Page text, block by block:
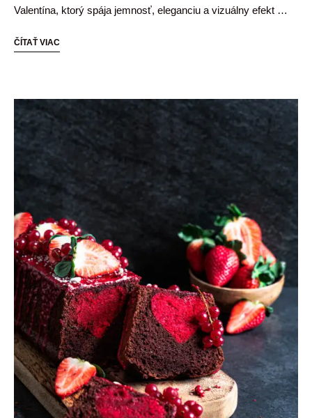
Valentína, ktorý spája jemnosť, eleganciu a vizuálny efekt …
ČÍTAŤ VIAC